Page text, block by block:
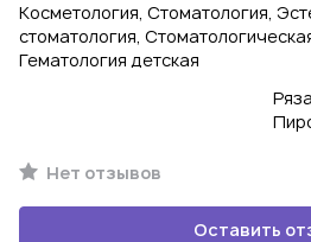
Косметология, Стоматология,
стоматология,
Гематология детская
Нет отзывов
Оставить